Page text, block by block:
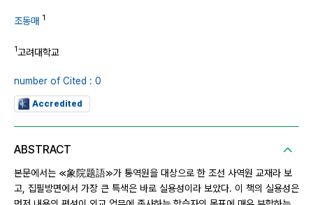
조동매 1
1고려대학교
number of Cited : 0
Accredited
ABSTRACT
본문에서는 ≪象院题語≫가 통역원을 대상으로 한 조선 사역원 교재라 보
고, 집필방면에서 가장 큰 특색은 바로 실용성이라 보았다. 이 책의 실용성은